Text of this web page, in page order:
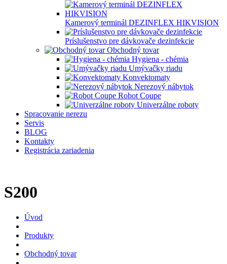
Kamerový terminál DEZINFLEX HIKVISION
Príslušenstvo pre dávkovače dezinfekcie
Obchodný tovar
Hygiena - chémia
Umývačky riadu
Konvektomaty
Nerezový nábytok
Robot Coupe
Univerzálne roboty
Spracovanie nerezu
Servis
BLOG
Kontakty
Registrácia zariadenia
S200
Úvod
Produkty
Obchodný tovar